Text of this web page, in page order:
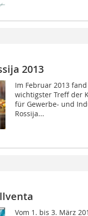
2013
Im Februar 2013
wichtigster Treff der
für Gewerbe- und
Rossija...
Vom 1. bis 3. März